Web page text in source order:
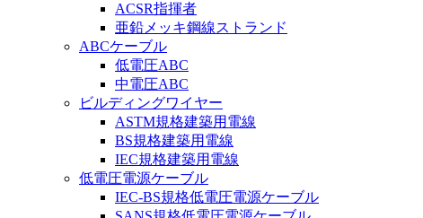
ACSR指揮者
亜鉛メッキ鋼線ストランド
ABCケーブル
低電圧ABC
中電圧ABC
ビルディングワイヤー
ASTM規格建築用電線
BS規格建築用電線
IEC規格建築用電線
低電圧電源ケーブル
IEC-BS規格低電圧電源ケーブル